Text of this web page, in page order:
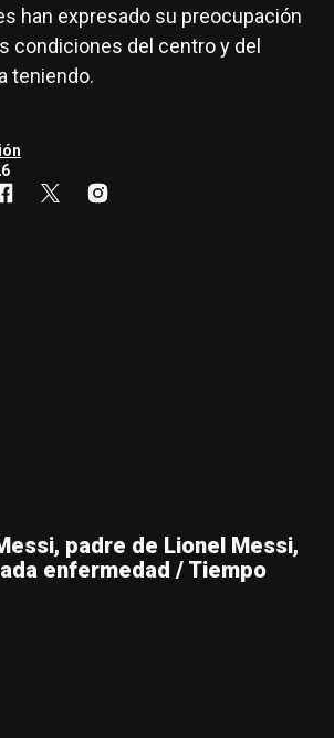
han expresado su preocupación
condiciones del centro y del
teniendo.
padre de Lionel Messi,
enfermedad / Tiempo